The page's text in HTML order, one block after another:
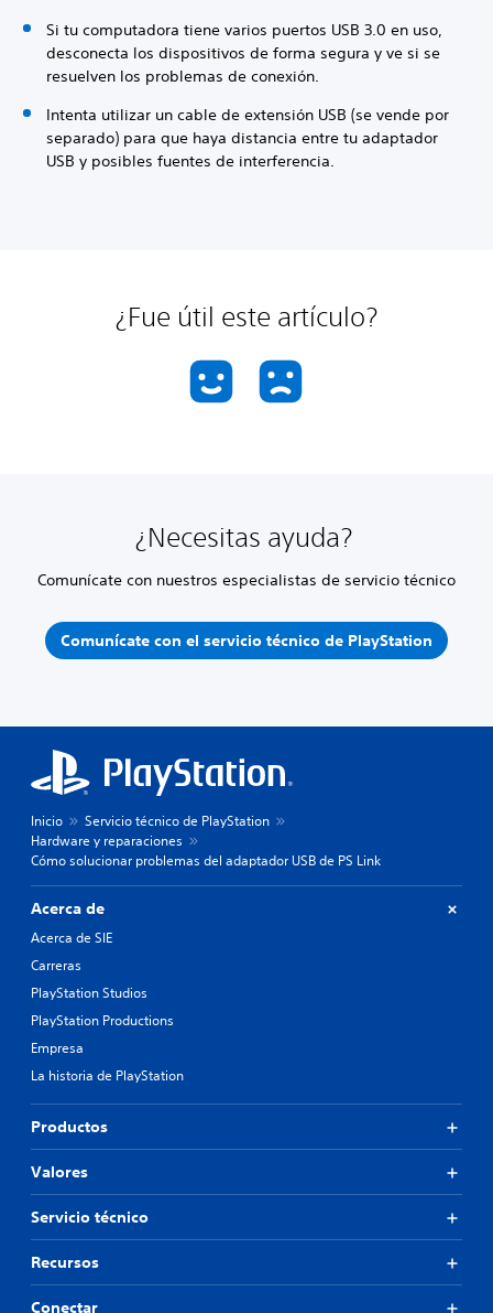
Si tu computadora tiene varios puertos USB 3.0 en uso,
desconecta los dispositivos de forma segura y ve si se
resuelven los problemas de conexión.
Intenta utilizar un cable de extensión USB (se vende por
separado) para que haya distancia entre tu adaptador
USB y posibles fuentes de interferencia.
¿Fue útil este artículo?
¿Necesitas ayuda?
Comunícate con nuestros especialistas de servicio técnico
Comunícate con el servicio técnico de PlayStation
Inicio
Servicio técnico de PlayStation
Hardware y reparaciones
Cómo solucionar problemas del adaptador USB de PS Link
Acerca de
Acerca de SIE
Carreras
PlayStation Studios
PlayStation Productions
Empresa
La historia de PlayStation
Productos
Valores
Servicio técnico
Recursos
Conectar